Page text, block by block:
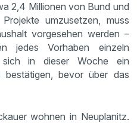
2,4 Millionen von Bund und
umzusetzen, muss
vorgesehen werden –
jedes Vorhaben einzeln
sich in dieser Woche ein
bestätigen, bevor über das
wohnen in Neuplanitz.